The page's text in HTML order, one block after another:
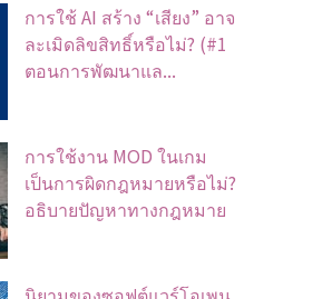
การใช้ AI สร้าง “เสียง” อาจ
ละเมิดลิขสิทธิ์หรือไม่? (#1
ตอนการพัฒนาแล...
การใช้งาน MOD ในเกม
เป็นการผิดกฎหมายหรือไม่?
อธิบายปัญหาทางกฎหมาย